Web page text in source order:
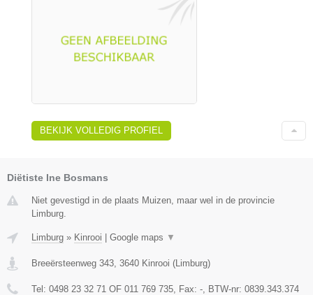
BEKIJK VOLLEDIG PROFIEL
Diëtiste Ine Bosmans
Niet gevestigd in de plaats Muizen, maar wel in de provincie
Limburg.
Limburg » Kinrooi Google maps ▼
Breeërsteenweg 343 3640 Kinrooi ( Limburg)
Tel: 0498 23 32 71 OF 011 769 735 , Fax: - , BTW-nr: 0839.343.374